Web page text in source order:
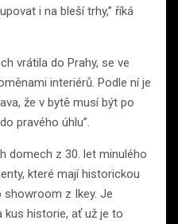
i na bleší trhy,” říká
vrátila do Prahy, se ve
interiérů. Podle ní je
že v bytě musí být po
pravého úhlu”.
domech z 30. let minulého
které mají historickou
showroom z Ikey. Je
kus historie, ať už je to